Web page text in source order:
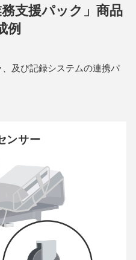
支援パック」商品
例
及び記録システムの連携パ
ンサー